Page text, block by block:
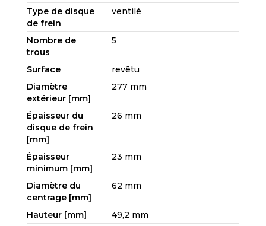
Type de disque
de frein
ventilé
Nombre de
trous
5
Surface
revêtu
Diamètre
extérieur [mm]
277 mm
Épaisseur du
disque de frein
[mm]
26 mm
Épaisseur
minimum [mm]
23 mm
Diamètre du
centrage [mm]
62 mm
Hauteur [mm]
49,2 mm